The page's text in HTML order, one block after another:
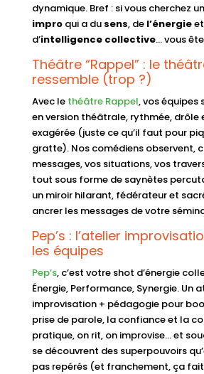
dynamique. Bref : si vous cherchez un
improqui a du sens, de l’énergieet
d’intelligence collective… vous
Théâtre “Rappel” : le
ressemble (trop ?)
Avec le théâtre Rappel, vos équipes
en version théâtrale, rythmée, drôle
exagérée (juste ce qu’il faut pour
gratte). Nos comédiens observent,
messages, vos situations, vos
tout sous forme de saynètes
un miroir hilarant, fédérateur et
ancrer les messages de votre
Pep’s : l’atelier
les équipes
Pep’s, c’est votre shot d’énergie
Énergie, Performance, Synergie. Un
improvisation + pédagogie pour
prise de parole, la confiance et la
pratique, on rit, on improvise… et
se découvrent des superpouvoirs
pas repérés (et franchement, ça